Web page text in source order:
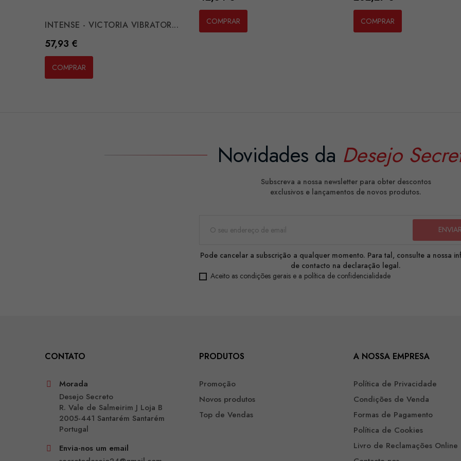
INTENSE - VICTORIA VIBRATOR...
Preço
57,93 €
COMPRAR
COMPRAR COMPRAR
Novidades da Desejo
Subscreva a nossa newsletter para obter descontos
exclusivos e lançamentos de novos produtos.
Pode cancelar a subscrição a qualquer momento. Para tal, consulte a nossa
de contacto na declaração legal.
Aceito as condições gerais e a política de confidencialidade
CONTATO
Morada
Desejo Secreto
R. Vale de Salmeirim J Loja B
2005-441 Santarém Santarém
Portugal
Envia-nos um email
PRODUTOS
Promoção
Novos produtos
Top de Vendas
A NOSSA EMPRESA
Política de Privacidade
Condições de Venda
Formas de Pagamento
Política de Cookies
Livro de Reclamações Online